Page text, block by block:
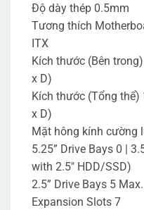
Độ dày thép 0.5mm
Tương thích
ITX
Kích thước (Bên
x D)
Kích thước (Tổng thể)
x D)
Mặt hông kính cường
5.25” Drive Bays 0 |
with 2.5″ HDD/SSD)
2.5” Drive Bays 5
Expansion Slots 7